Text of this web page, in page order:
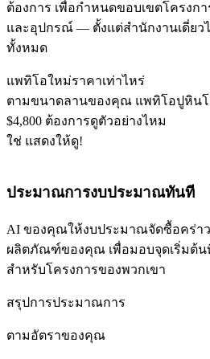
ต้องการ เพื่อกำหนดขอบเขตโครงกา
และอุปกรณ์ — ตั้งแต่สำนักงานเดี่ยว
ทั้งหมด
แพทิโอใหม่ราคาเท่าไหร่
ตามขนาดลานของคุณ แพทิโอปูหินโ
$4,800 ต้องการดูตัวอย่างไหม
ใช่ แสดงให้ดู!
ประมาณการงบประมาณทันที
AI ของคุณให้งบประมาณจัดซื้อคร่า
ผลิตภัณฑ์ของคุณ เพื่อมอบจุดเริ่มต้น
สำหรับโครงการของพวกเขา
สรุปการประมาณการ
ตามอัตราของคุณ